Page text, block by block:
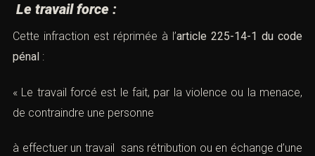
Le travail force :
Cette infraction est réprimée à l’article 225-14-1 du code
pénal :
« Le travail forcé est le fait, par la violence ou la menace,
de contraindre une personne
à effectuer un travail sans rétribution ou en échange d’une